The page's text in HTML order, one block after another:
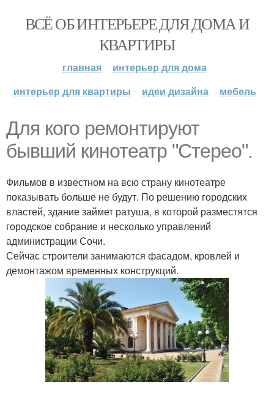
ВСЁ ОБ ИНТЕРЬЕРЕ ДЛЯ ДОМА И
КВАРТИРЫ
главная
интерьер для дома
интерьер для квартиры
идеи дизайна мебель
Для кого ремонтируют
бывший кинотеатр "Стерео".
Фильмов в известном на всю страну кинотеатре
показывать больше не будут. По решению городских
властей, здание займет ратуша, в которой разместятся
городское собрание и несколько управлений
администрации Сочи.
Сейчас строители занимаются фасадом, кровлей и
демонтажом временных конструкций.